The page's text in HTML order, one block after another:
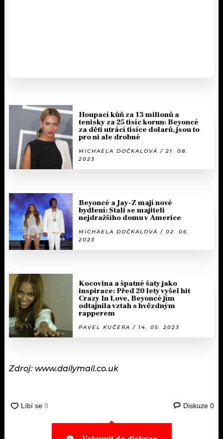
Houpací kůň za 13 milionů a
tenisky za 25 tisíc korun: Beyoncé
za děti utrácí tisíce dolarů, jsou to
pro ni ale drobné
MICHAELA DOČKALOVÁ / 21. 08.
2023
Beyoncé a Jay-Z mají nové
bydlení: Stali se majiteli
nejdražšího domu v Americe
MICHAELA DOČKALOVÁ / 02. 06.
2023
Kocovina a špatné šaty jako
inspirace: Před 20 lety vyšel hit
Crazy In Love, Beyoncé jím
odtajnila vztah s hvězdným
rapperem
PAVEL KUČERA / 14. 05. 2023
Zdroj: www.dailymail.co.uk
Diskuze 0